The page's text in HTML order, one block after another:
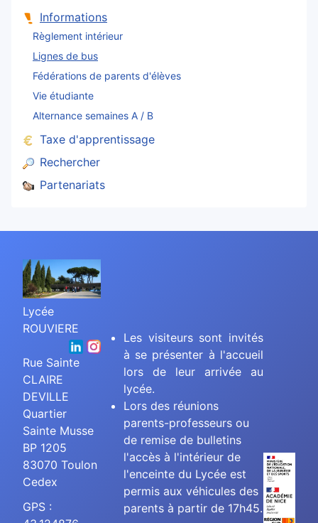
Informations
Règlement intérieur
Lignes de bus
Fédérations de parents d'élèves
Vie étudiante
Alternance semaines A / B
Taxe d'apprentissage
Rechercher
Partenariats
Lycée
ROUVIERE
Rue Sainte
CLAIRE
DEVILLE
Quartier
Sainte Musse
BP 1205
83070 Toulon
Cedex
GPS :
Les visiteurs sont invités
à se présenter à l'accueil
lors de leur arrivée au
lycée.
Lors des réunions
parents-professeurs ou
de remise de bulletins
l'accès à l'intérieur de
l'enceinte du Lycée est
permis aux véhicules des
parents à partir de 17h45.